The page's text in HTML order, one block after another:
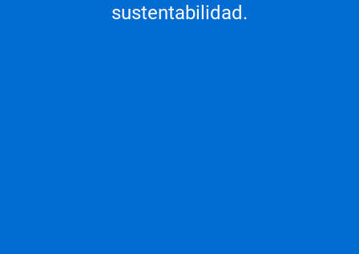
sustentabilidad.